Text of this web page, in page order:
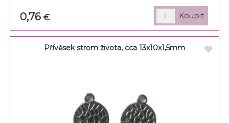
0,76€
Přívěsek strom života, cca 13x10x1,5mm